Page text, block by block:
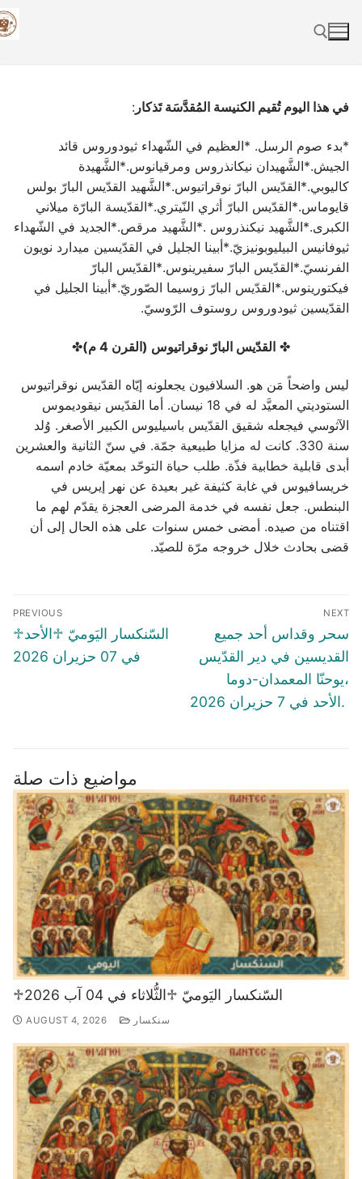
Skip
to
Search for:
في هذا اليوم تُقيم الكنيسة المُقدَّسَة تَذكار :
*بدء صوم الرسل. *العظيم في الشّهداء ثيودوروس قائد
الجيش.*الشَّهيدان نيكانذروس ومرقيانوس.*الشَّهيدة
كاليوبي.*القدّيس البارّ نوقراتيوس.*الشَّهيد القدّيس البارّ بولس
قايوماس.*القدّيس البارّ أثري النّيتري.*القدّيسة البارّة ميلاني
الكبرى.*الشَّهيد نيكنذروس .*الشَّهيد مرقص.*الجديد في الشّهداء
ثيوفانيس البيليوبونيزيّ.*أبينا الجليل في القدّيسين ميدارد نويون
الفرنسيّ.*القدّيس البارّ سفيرينوس.*القدّيس البارّ
فيكتورينوس.*القدّيس البارّ زوسيما الصّوريّ.*أبينا الجليل في
القدّيسين ثيودوروس روستوف الرّوسيّ.
✤ القدّيس البارّ نوقراتيوس (القرن 4 م) ✤
ليس واضحاً مَن هو. السلافيون يجعلونه إيّاه القدّيس نوقراتيوس
الستوديتي المعيَّد له في 18 نيسان. أما القدّيس نيقوديموس
الآثوسي فيجعله شقيق القدّيس باسيليوس الكبير الأصغر. وُلد
سنة 330. كانت له مزايا طبيعية جمّة. في سنّ الثانية والعشرين
أبدى قابلية خطابية فذّة. طلب حياة التوحّد بمعيّة خادم اسمه
خريسافيوس في غابة كثيفة غير بعيدة عن نهر إيريس في
البنطس. جعل نفسه في خدمة المرضى العجزة يقدّم لهم ما
اقتناه من صيده. أمضى خمس سنوات على هذه الحال إلى أن
قضى بحادث خلال خروجه مرّة للصيّد.
Post
navigation
PREVIOUS
Previous
post:
♱السّنكسار اليَوميّ ♱الأحد
في 07 حزيران 2026
NEXT
Next
post:
سحر وقداس أحد جميع
القديسين في دير القدّيس
يوحنّا المعمدان-دوما،
الأحد في 7 حزيران 2026.
مواضيع ذات صلة
♱السّنكسار اليَوميّ ♱الثُّلاثاء في 04 آب 2026
AUGUST 4, 2026 سنكسار